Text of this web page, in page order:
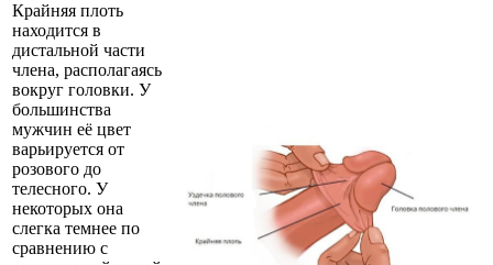
Крайняя плоть
находится в
дистальной части
члена, располагаясь
вокруг головки. У
большинства
мужчин её цвет
варьируется от
розового до
телесного. У
некоторых она
слегка темнее по
сравнению с